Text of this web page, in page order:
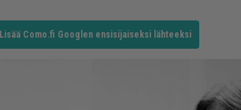
Lisää Como.fi Googlen ensisijaiseksi lähteeksi